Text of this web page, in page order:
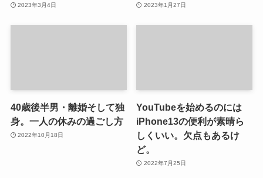
2023年3月4日 2023年1月27日
40歳後半男・離婚そして独
身。一人の休みの過ごし方
2022年10月18日
YouTubeを始めるのには
iPhone13の便利が素晴ら
しくいい。欠点もあるけ
ど。
2022年7月25日